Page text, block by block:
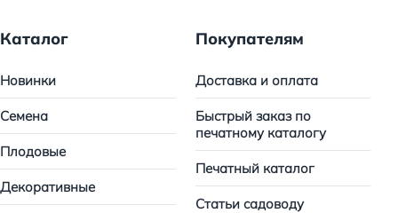
Каталог
Новинки
Семена
Плодовые
Декоративные
Покупателям
Доставка и оплата
Быстрый заказ по
печатному каталогу
Печатный каталог
Статьи садоводу